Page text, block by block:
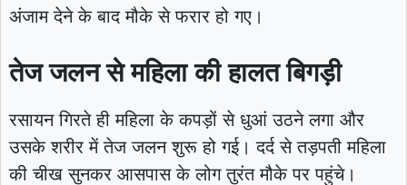
अंजाम देने के बाद मौके से फरार हो गए।
तेज जलन से महिला की हालत बिगड़ी
रसायन गिरते ही महिला के कपड़ों से धुआं उठने लगा और
उसके शरीर में तेज जलन शुरू हो गई। दर्द से तड़पती महिला
की चीख सुनकर आसपास के लोग तुरंत मौके पर पहुंचे।